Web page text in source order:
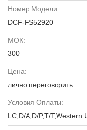
Номер Модели:
DCF-FS52920
МОК:
300
Цена:
лично переговорить
Условия Оплаты:
LC,D/A,D/P,T/T,Western